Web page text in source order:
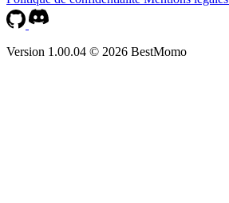
Version 1.00.04 © 2026 BestMomo